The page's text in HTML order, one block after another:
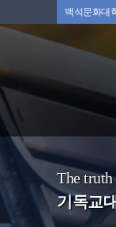
백석문화대
The
기독교